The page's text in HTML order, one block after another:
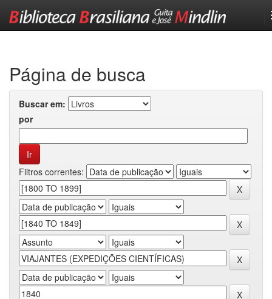
Página de busca
Buscar em:
por
Filtros correntes: